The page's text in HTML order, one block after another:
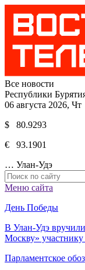
Все новости
Республики
06 августа 2026,
$ 80.9293
€ 93.1901
… Улан-Удэ
Меню сайта
День Победы
В Улан-Удэ
Москву»
Парламентское